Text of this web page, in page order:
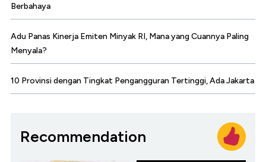
Berbahaya
Adu Panas Kinerja Emiten Minyak RI, Mana yang Cuannya Paling
Menyala?
10 Provinsi dengan Tingkat Pengangguran Tertinggi, Ada Jakarta
Recommendation